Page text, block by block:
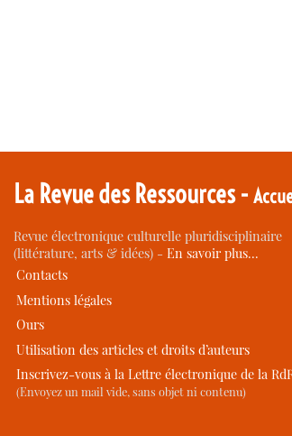
La Revue des Ressources -
Revue électronique culturelle pluridisciplinaire
(littérature, arts & idées) -En savoir plus…
Contacts
Mentions légales
Ours
Utilisation des articles et droits d’auteurs
Inscrivez-vous à la Lettre électronique de la
(Envoyez un mail vide, sans objet ni contenu)